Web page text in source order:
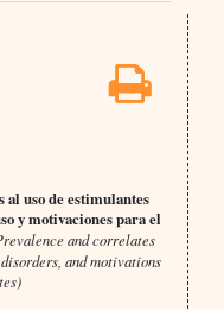
al uso de estimulantes
y motivaciones para el
and correlates
and motivations